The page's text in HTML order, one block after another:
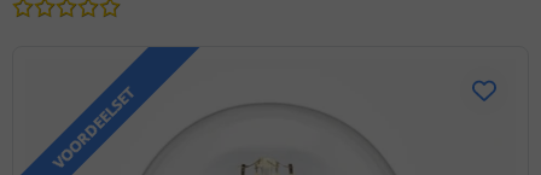
VOORDEELSET